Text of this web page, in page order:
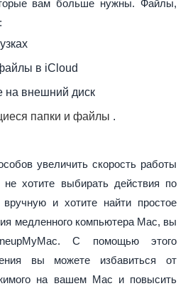
вам больше нужны. Файлы,
в iCloud
на внешний диск
папки и файлы .
увеличить скорость работы
хотите выбирать действия по
и хотите найти простое
медленного компьютера Mac, вы
С помощью этого
вы можете избавиться от
на вашем Mac и повысить